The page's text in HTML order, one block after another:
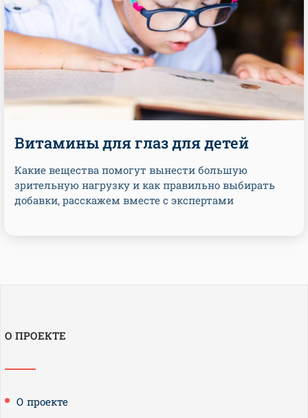
Витамины для глаз для детей
Какие вещества помогут вынести большую
зрительную нагрузку и как правильно выбирать
добавки, расскажем вместе с экспертами
О ПРОЕКТЕ
О проекте